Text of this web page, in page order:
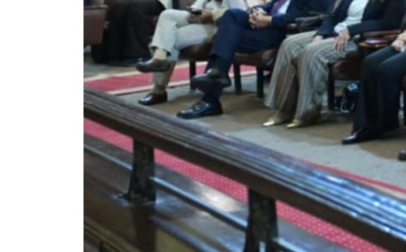
الإنتاج الحيواني
بساتين الزينة
بساتين الفاكهة
الحشرات الإقتصادية والمبيدات
الحيوان والنيماتولوجيا الزراعية
الخضر
الصناعات الغذائية
الكيميـــاء الحيوية
النبات الزراعى
المحاصيل
الميكروبيولوجيا الزراعية